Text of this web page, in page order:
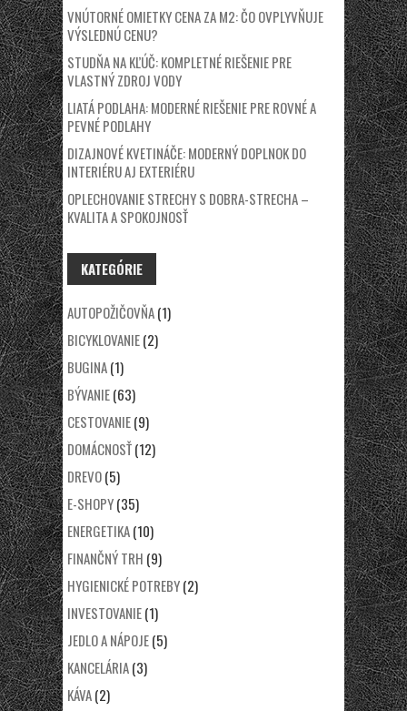
VNÚTORNÉ OMIETKY CENA ZA M2: ČO OVPLYVŇUJE
VÝSLEDNÚ CENU?
STUDŇA NA KĽÚČ: KOMPLETNÉ RIEŠENIE PRE
VLASTNÝ ZDROJ VODY
LIATÁ PODLAHA: MODERNÉ RIEŠENIE PRE ROVNÉ A
PEVNÉ PODLAHY
DIZAJNOVÉ KVETINÁČE: MODERNÝ DOPLNOK DO
INTERIÉRU AJ EXTERIÉRU
OPLECHOVANIE STRECHY S DOBRA-STRECHA –
KVALITA A SPOKOJNOSŤ
KATEGÓRIE
AUTOPOŽIČOVŇA(1)
BICYKLOVANIE(2)
BUGINA(1)
BÝVANIE(63)
CESTOVANIE(9)
DOMÁCNOSŤ(12)
DREVO(5)
E-SHOPY(35)
ENERGETIKA(10)
FINANČNÝ TRH (9)
HYGIENICKÉ POTREBY(2)
INVESTOVANIE(1)
JEDLO A NÁPOJE(5)
KANCELÁRIA(3)
KÁVA(2)